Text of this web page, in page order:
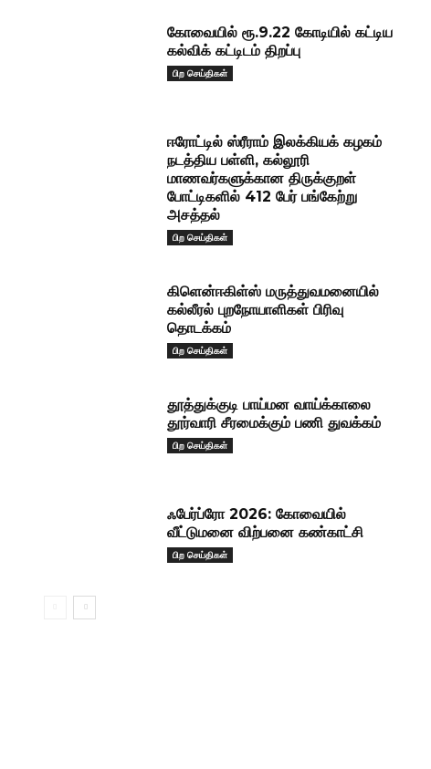
கோவையில் ரூ.9.22 கோடியில் கட்டிய
கல்விக் கட்டிடம் திறப்பு
பிற செய்திகள்
ஈரோட்டில் ஸ்ரீராம் இலக்கியக் கழகம்
நடத்திய பள்ளி, கல்லூரி
மாணவர்களுக்கான திருக்குறள்
போட்டிகளில் 412 பேர் பங்கேற்று
அசத்தல்
பிற செய்திகள்
கிளென்ஈகிள்ஸ் மருத்துவமனையில்
கல்லீரல் புறநோயாளிகள் பிரிவு
தொடக்கம்
பிற செய்திகள்
தூத்துக்குடி பாய்மன வாய்க்காலை
தூர்வாரி சீரமைக்கும் பணி துவக்கம்
பிற செய்திகள்
ஃபேர்ப்ரோ 2026: கோவையில்
வீட்டுமனை விற்பனை கண்காட்சி
பிற செய்திகள்